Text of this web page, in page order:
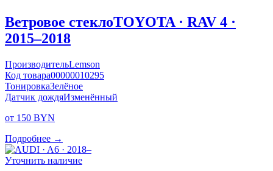
Ветровое стеклоTOYOTA · RAV 4 ·
2015–2018
ПроизводительLemson
Код товара00000010295
ТонировкаЗелёное
Датчик дождяИзменённый
от 150 BYN
Подробнее →
Уточнить наличие